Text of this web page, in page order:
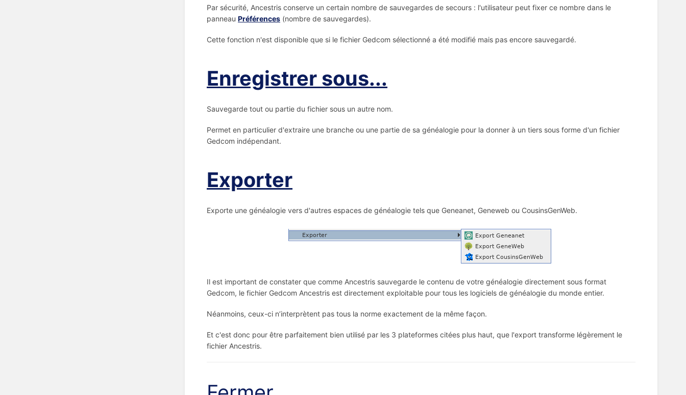
Par sécurité, Ancestris conserve un certain nombre de sauvegardes de secours : l'utilisateur peut fixer ce nombre dans le
panneau Préférences (nombre de sauvegardes).
Cette fonction n'est disponible que si le fichier Gedcom sélectionné a été modifié mais pas encore sauvegardé.
Enregistrer sous...
Sauvegarde tout ou partie du fichier sous un autre nom.
Permet en particulier d'extraire une branche ou une partie de sa généalogie pour la donner à un tiers sous forme d'un fichier
Gedcom indépendant.
Exporter
Exporte une généalogie vers d'autres espaces de généalogie tels que Geneanet, Geneweb ou CousinsGenWeb.
Il est important de constater que comme Ancestris sauvegarde le contenu de votre généalogie directement sous format
Gedcom, le fichier Gedcom Ancestris est directement exploitable pour tous les logiciels de généalogie du monde entier.
Néanmoins, ceux-ci n’interprètent pas tous la norme exactement de la même façon.
Et c'est donc pour être parfaitement bien utilisé par les 3 plateformes citées plus haut, que l'export transforme légèrement le
fichier Ancestris.